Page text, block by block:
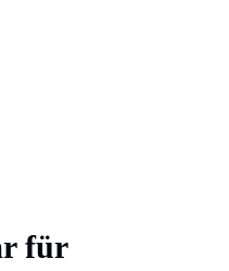
für